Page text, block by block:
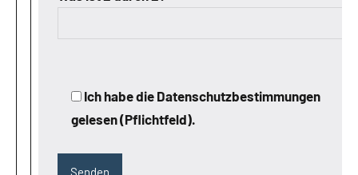
Ich habe die Datenschutzbestimmungen
gelesen (Pflichtfeld).